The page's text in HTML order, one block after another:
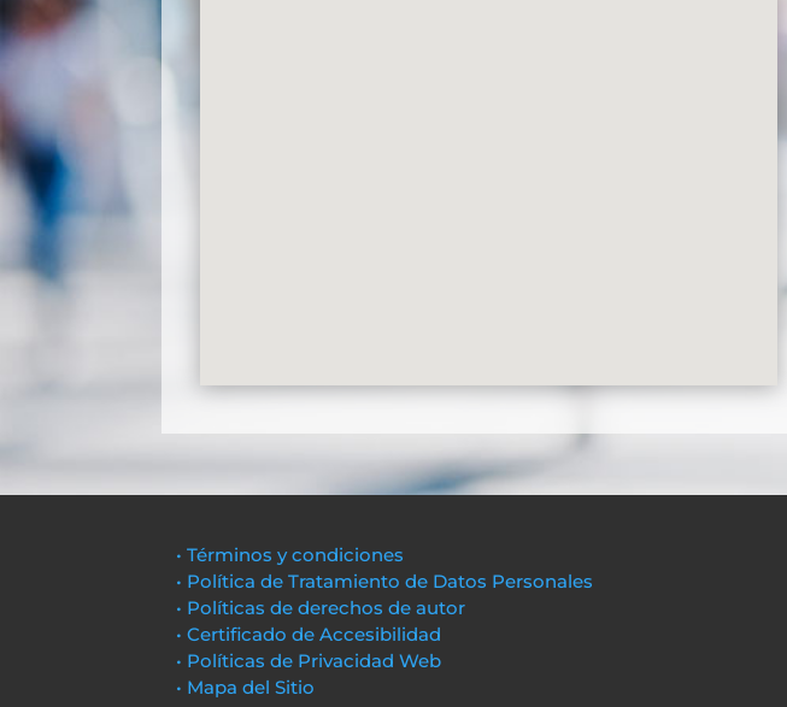
• Términos y condiciones
• Política de Tratamiento de Datos Personales
• Políticas de derechos de autor
• Certificado de Accesibilidad
• Políticas de Privacidad Web
• Mapa del Sitio